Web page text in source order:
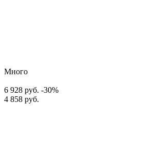
Много
6 928 руб. -30%
4 858 руб.